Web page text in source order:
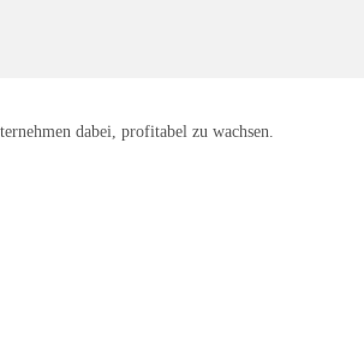
dabei, profitabel zu wachsen.